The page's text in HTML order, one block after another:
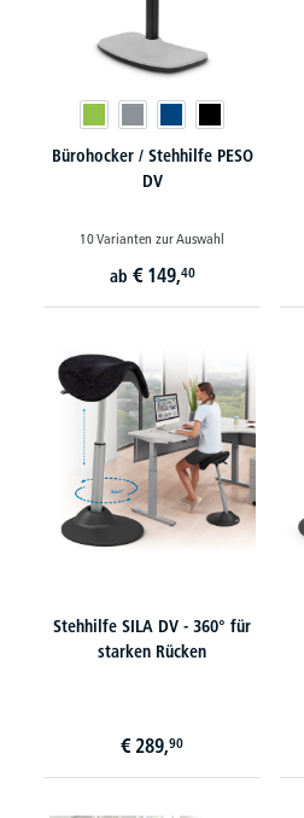
Bürohocker / Stehhilfe PESO
DV
10 Varianten zur Auswahl
ab € 149,40
Stehhilfe SILA DV - 360° für
starken Rücken
€ 289,90